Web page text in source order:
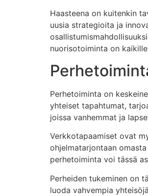
Haasteena on kuitenkin
uusia strategioita ja
nuorisotoiminta on
Perhetoiminta on
yhteiset tapahtumat,
joissa vanhemmat ja
Verkkotapaamiset ovat
ohjelmatarjontaan
perhetoiminta voi tässä
Perheiden tukeminen on
luoda vahvempia